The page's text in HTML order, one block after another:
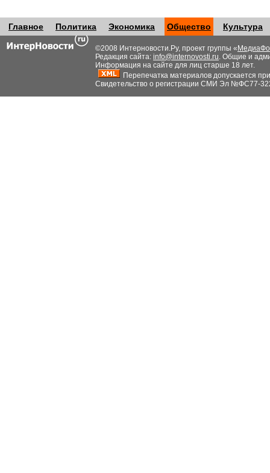
Главное Политика Экономика Общество Культура
©2008 Интерновости.Ру, проект группы «
Редакция сайта: info@internovosti.ru. Общие и
Информация на сайте для лиц старше 18 лет.
Перепечатка материалов допускается
Свидетельство о регистрации СМИ Эл №ФС77-